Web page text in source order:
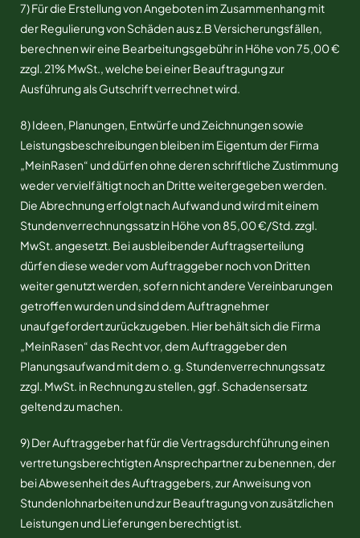
7) Für die Erstellung von Angeboten im Zusammenhang mit
der Regulierung von Schäden aus z.B Versicherungsfällen,
berechnen wir eine Bearbeitungsgebühr in Höhe von 75,00 €
zzgl. 21% MwSt., welche bei einer Beauftragung zur
Ausführung als Gutschrift verrechnet wird.
8) Ideen, Planungen, Entwürfe und Zeichnungen sowie
Leistungsbeschreibungen bleiben im Eigentum der Firma
„MeinRasen“ und dürfen ohne deren schriftliche Zustimmung
weder vervielfältigt noch an Dritte weitergegeben werden.
Die Abrechnung erfolgt nach Aufwand und wird mit einem
Stundenverrechnungssatz in Höhe von 85,00 €/Std. zzgl.
MwSt. angesetzt. Bei ausbleibender Auftragserteilung
dürfen diese weder vom Auftraggeber noch von Dritten
weiter genutzt werden, sofern nicht andere Vereinbarungen
getroffen wurden und sind dem Auftragnehmer
unaufgefordert zurückzugeben. Hier behält sich die Firma
„MeinRasen“ das Recht vor, dem Auftraggeber den
Planungsaufwand mit dem o. g. Stundenverrechnungssatz
zzgl. MwSt. in Rechnung zu stellen, ggf. Schadensersatz
geltend zu machen.
9) Der Auftraggeber hat für die Vertragsdurchführung einen
vertretungsberechtigten Ansprechpartner zu benennen, der
bei Abwesenheit des Auftraggebers, zur Anweisung von
Stundenlohnarbeiten und zur Beauftragung von zusätzlichen
Leistungen und Lieferungen berechtigt ist.